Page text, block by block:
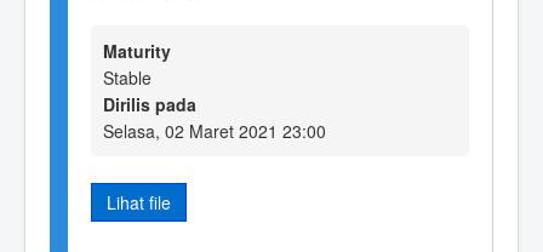
Maturity
Stable
Dirilis pada
Selasa, 02 Maret 2021 23:00
Lihat file